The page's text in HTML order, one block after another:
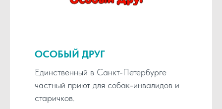
ОСОБЫЙ ДРУГ
Единственный в Санкт-Петербурге
частный приют для собак-инвалидов и
старичков.